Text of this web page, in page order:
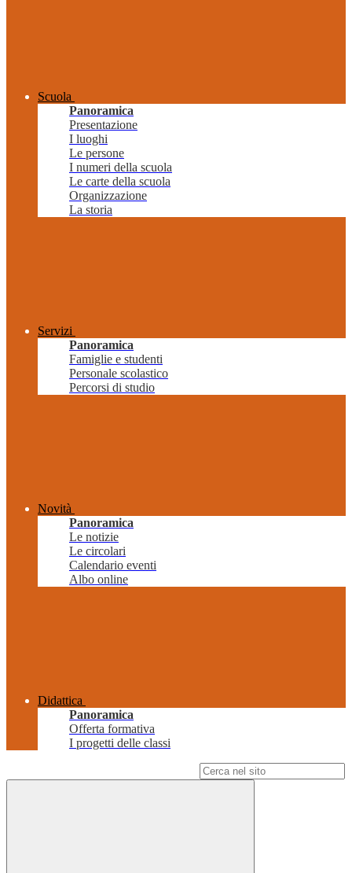
Scuola
Panoramica
Presentazione
I luoghi
Le persone
I numeri della scuola
Le carte della scuola
Organizzazione
La storia
Servizi
Panoramica
Famiglie e studenti
Personale scolastico
Percorsi di studio
Novità
Panoramica
Le notizie
Le circolari
Calendario eventi
Albo online
Didattica
Panoramica
Offerta formativa
I progetti delle classi